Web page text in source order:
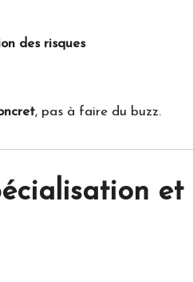
des risques
, pas à faire du buzz.
et